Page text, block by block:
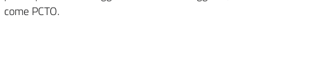
come PCTO.